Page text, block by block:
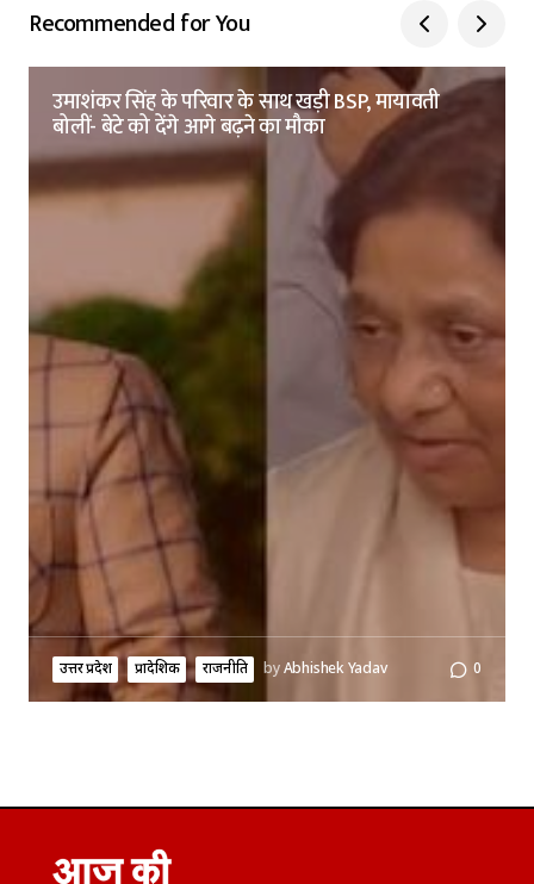
Recommended for You
उमाशंकर सिंह के परिवार के साथ खड़ी BSP, मायावती
बोलीं- बेटे को देंगे आगे बढ़ने का मौका
उत्तर प्रदेश प्रादेशिक राजनीति byAbhishek Yadav 0